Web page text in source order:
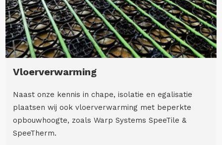
Vloerverwarming
Naast onze kennis in chape, isolatie en egalisatie
plaatsen wij ook vloerverwarming met beperkte
opbouwhoogte, zoals Warp Systems SpeeTile &
SpeeTherm.